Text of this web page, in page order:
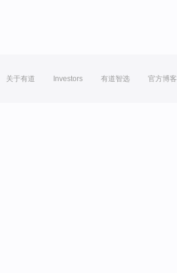
关于有道 Investors 有道智选 官方博客